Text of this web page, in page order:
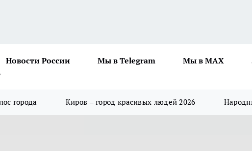
Новости России Мы в Telegram Мы в MAX
города Киров – город красивых людей 2026